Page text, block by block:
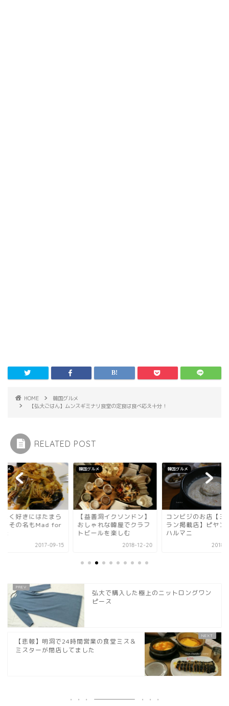
HOME
韓国グルメ
【弘大ごはん】ムンスギミナリ食堂の定食は食べ応え十分！
RELATED POST
ルメ
にく好きにはたまら
！その名もMad for
2017-09-15
韓国グルメ
【益善洞イクソンドン】
おしゃれな韓屋でクラフ
トビールを楽しむ
2018-12-20
韓国グルメ
コンビジのお店【ミ
ラン掲載店】ピヤン
ハルマニ
2018-
弘大で購入した極上のニットロングワン
ピース
【悲報】明洞で24時間営業の食堂ミス＆
ミスターが閉店してました